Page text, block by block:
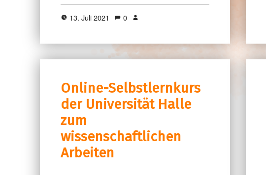
13. Juli 2021 0
Online-Selbstlernkurs
der Universität Halle
zum
wissenschaftlichen
Arbeiten